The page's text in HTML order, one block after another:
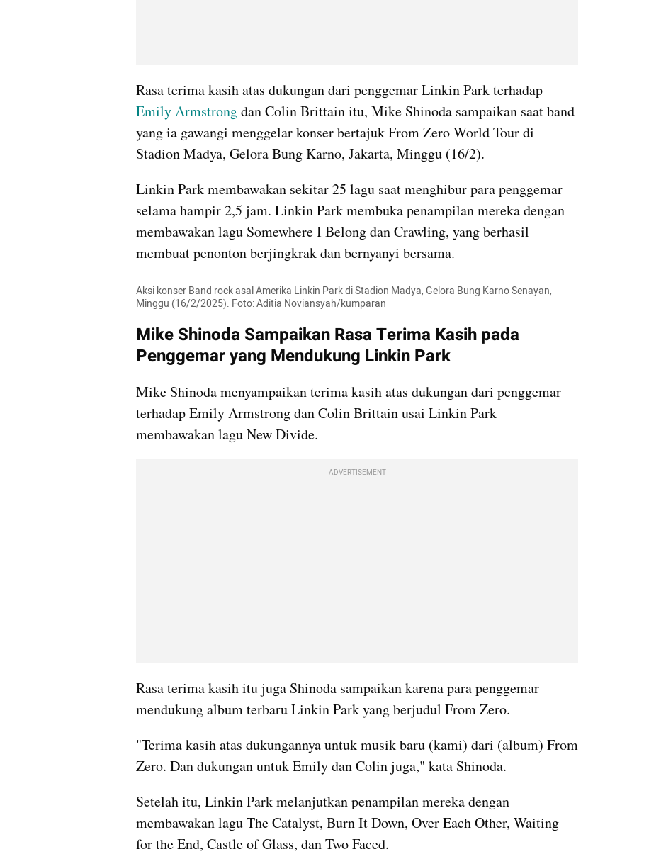
Emily Armstrong dan Colin Brittain itu, Mike Shinoda sampaikan saat band
yang ia gawangi menggelar konser bertajuk From Zero World Tour di
Stadion Madya, Gelora Bung Karno, Jakarta, Minggu (16/2).
Linkin Park membawakan sekitar 25 lagu saat menghibur para penggemar
selama hampir 2,5 jam. Linkin Park membuka penampilan mereka dengan
membawakan lagu Somewhere I Belong dan Crawling, yang berhasil
membuat penonton berjingkrak dan bernyanyi bersama.
Aksi konser Band rock asal Amerika Linkin Park di Stadion Madya, Gelora Bung Karno Senayan,
Minggu (16/2/2025). Foto: Aditia Noviansyah/kumparan
Mike Shinoda Sampaikan Rasa Terima Kasih pada
Penggemar yang Mendukung Linkin Park
Mike Shinoda menyampaikan terima kasih atas dukungan dari penggemar
terhadap Emily Armstrong dan Colin Brittain usai Linkin Park
membawakan lagu New Divide.
ADVERTISEMENT
Rasa terima kasih itu juga Shinoda sampaikan karena para penggemar
mendukung album terbaru Linkin Park yang berjudul From Zero.
"Terima kasih atas dukungannya untuk musik baru (kami) dari (album) From
Zero. Dan dukungan untuk Emily dan Colin juga," kata Shinoda.
Setelah itu, Linkin Park melanjutkan penampilan mereka dengan
membawakan lagu The Catalyst, Burn It Down, Over Each Other, Waiting
for the End, Castle of Glass, dan Two Faced.